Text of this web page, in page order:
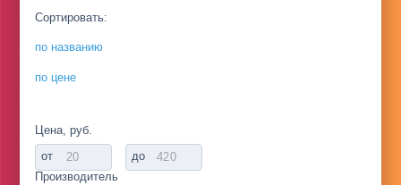
Сортировать:
по названию
по цене
Цена, руб.
от
до
Производитель